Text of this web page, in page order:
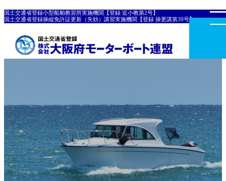
国土交通省登録小型船舶教習所実施機関【登録 近小教第2号】
国土交通省登録操縦免許証更新（失効）講習実施機関【登録 操更講第39号】